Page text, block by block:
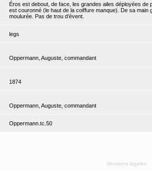
Éros est debout, de face, les grandes ailes déployées
est couronné (le haut de la coiffure manque). De sa
moulurée. Pas de trou d’évent.
legs
Oppermann, Auguste, commandant
1874
Oppermann, Auguste, commandant
Oppermann.tc.50
Mentions légales